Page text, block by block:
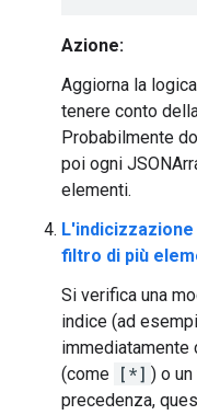
Azione:
Aggiorna la
tenere conto
Probabilmente
poi ogni
elementi.
filtro di più
Si verifica una
indice (ad
(come [*] ) o
precedenza,